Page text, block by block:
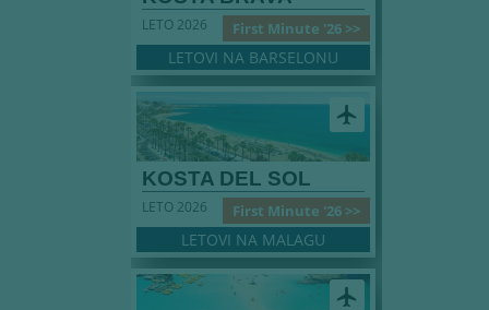
First Minute '26 >>
LETO 2026
LETOVI NA BARSELONU
airplanemode_active
KOSTA DEL SOL
First Minute '26 >>
LETO 2026
LETOVI NA MALAGU
airplanemode_active